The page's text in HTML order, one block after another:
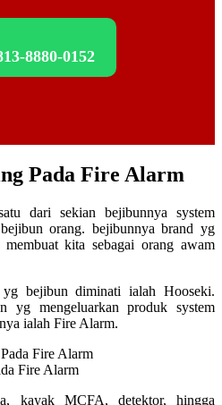
8880-0152
Pada Fire Alarm
dari sekian bejibunnya system
orang. bejibunnya brand yg
kita sebagai orang awam
bejibun diminati ialah Hooseki.
yg mengeluarkan produk system
ialah Fire Alarm.
Fire Alarm
kayak MCFA, detektor, hingga